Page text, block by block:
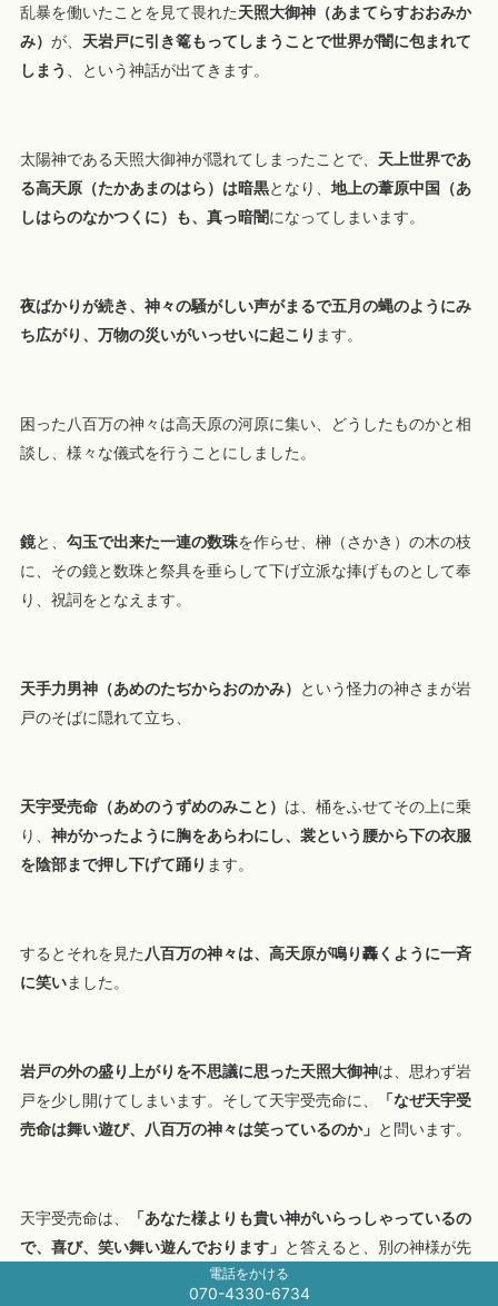
乱暴を働いたことを見て畏れた天照大御神（あまてらすおおみか
み） が、 天岩戸に引き篭もってしまうことで世界が闇に包まれて
しまう
、という神話が出てきます。
太陽神である天照大御神が隠れてしまったことで、 天上世界であ
る高天原（たかあまのはら）は暗黒となり、 地上の葦原中国（あ
しはらのなかつくに）も、真っ暗闇になってしまいます。
夜ばかりが続き、神々の騒がしい声がまるで五月の蝿のようにみ
ち広がり、万物の災いがいっせいに起こり ます。
困った八百万の神々は高天原の河原に集い、どうしたものかと相
談し、様々な儀式を行うことにしました。
鏡と、 勾玉で出来た一連の数珠を作らせ、榊（さかき）の木の枝
に、その鏡と数珠と祭具を垂らして下げ立派な捧げものとして奉
り、祝詞をとなえます。
天手力男神（あめのたぢからおのかみ） という怪力の神さまが岩
戸のそばに隠れて立ち、
天宇受売命（あめのうずめのみこと） は、桶をふせてその上に乗
り、 神がかったように胸をあらわにし、裳という腰から下の衣服
を陰部まで押し下げて踊り ます。
するとそれを見た 八百万の神々は、高天原が鳴り轟くように一斉
に笑いました。
岩戸の外の盛り上がりを不思議に思った天照大御神は、思わず岩
戸を少し開けてしまいます。そして天宇受売命に、
「なぜ天宇受
売命は舞い遊び、八百万の神々は笑っているのか」 と問います。
天宇受売命は、
「あなた様よりも貴い神がいらっしゃっているの
で、喜び、笑い舞い遊んでおります」 と答えると、別の神様が先
電話をかける
070-4330-6734